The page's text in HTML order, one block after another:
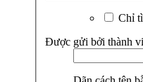
Chỉ
Được gửi bởi thành